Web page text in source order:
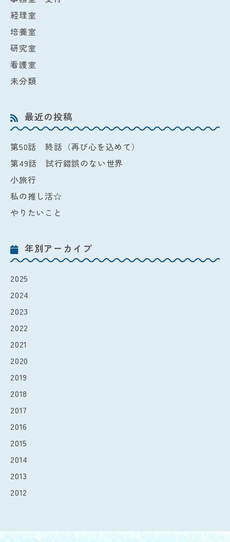
経理室
培養室
研究室
看護室
未分類
最近の投稿
第50話 終話（再び心を込めて）
第49話 試行錯誤のない世界
小旅行
私の推し活☆
やりたいこと
年別アーカイブ
2025
2024
2023
2022
2021
2020
2019
2018
2017
2016
2015
2014
2013
2012